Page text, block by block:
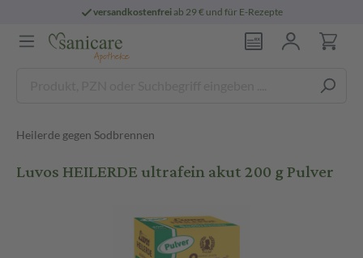
versandkostenfreiab 29 € und für E-Rezepte
Heilerde gegen Sodbrennen
Luvos HEILERDE ultrafein akut 200 g Pulver